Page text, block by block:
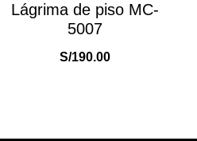
Lágrima de piso MC-
5007
S/190.00